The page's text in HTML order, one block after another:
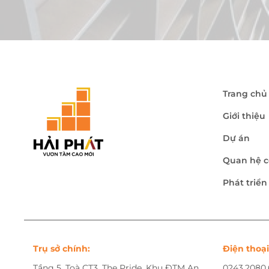
Trang chủ
Giới thiệu
Dự án
Quan hệ
Phát
Trụ sở chính:
Điện